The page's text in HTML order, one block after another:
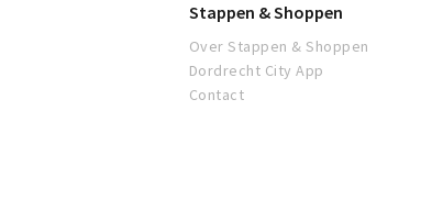
Stappen & Shoppen
Over Stappen & Shoppen
Dordrecht City App
Contact